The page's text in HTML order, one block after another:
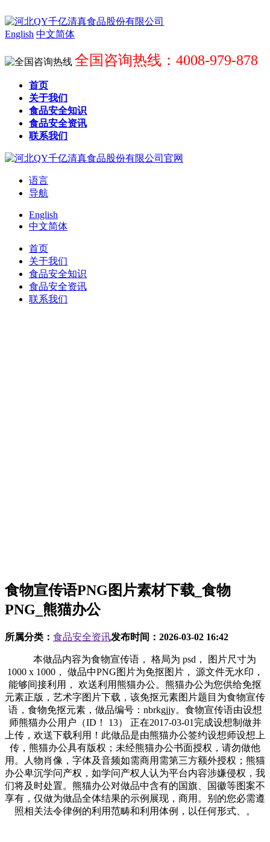
English 中文简体
全国咨询热线：4008-979-878
首页
关于我们
食品安全知识
食品安全资讯
联系我们
语言
导航
English
中文简体
首页
关于我们
食品安全知识
食品安全资讯
联系我们
食物宣传语PNG图片素材下载_食物
PNG_熊猫办公
所属分类： 食品安全资讯发布时间： 2026-03-02 16:42
本做品内容为食物宣传语， 格局为 psd， 图片尺寸为
1000 x 1000， 做品中PNG图片为免抠图片， 源文件无水印，
能够间接利用， 欢送利用熊猫办公。熊猫办公为您供给免抠
元素正版，艺术字图片下载，该免抠元素图片题目为食物宣传
语，食物免抠元素，做品编号：nbrkgjjy。食物宣传语由设想
师熊猫办公用户（ID！ 13） 正在2017-03-01完成设想制做并
上传，欢送下载利用！此做品是由熊猫办公签约设想师设想上
传，熊猫办公具有版权；未经熊猫办公书面授权，请勿做他
用。人物肖像，字体及音频如需商用需第三方额外授权；熊猫
办公卑沉学问产权，如学问产权人认为平台内容涉嫌侵权，我
们将及时处置。熊猫办公对做品中含有的国旗、国徽等图案不
享有，仅做为做品全体结果的示例展现，商用。别的您必需遵
照相关法令律例的利用范畴和利用体例，以任何形式、。